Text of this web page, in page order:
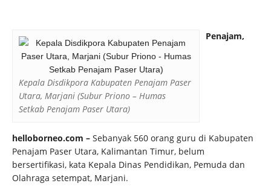
Kepala Disdikpora Kabupaten Penajam Paser
Utara, Marjani (Subur Priono – Humas
Setkab Penajam Paser Utara)
Penajam,
helloborneo.com – Sebanyak 560 orang guru di Kabupaten
Penajam Paser Utara, Kalimantan Timur, belum
bersertifikasi, kata Kepala Dinas Pendidikan, Pemuda dan
Olahraga setempat, Marjani.